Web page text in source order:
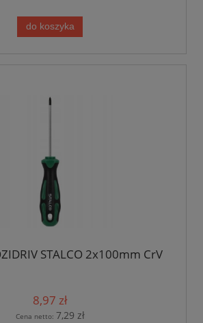
do koszyka
STALCO 2x100mm CrV
8,97 zł
Cena netto: 7,29 zł